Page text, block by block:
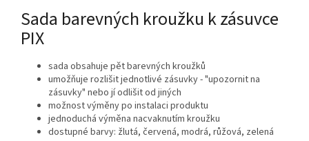
Sada barevných kroužku k zásuvce
PIX
sada obsahuje pět barevných kroužků
umožňuje rozlišit jednotlivé zásuvky - "upozornit na
zásuvky" nebo jí odlišit od jiných
možnost výměny po instalaci produktu
jednoduchá výměna nacvaknutím kroužku
dostupné barvy: žlutá, červená, modrá, růžová, zelená